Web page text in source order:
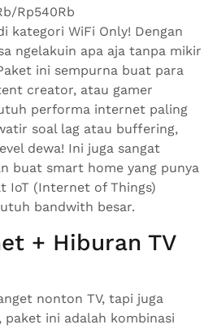
Rp540Rb
kategori WiFi Only! Dengan
ngelakuin apa aja tanpa mikir
ini sempurna buat para
creator, atau gamer
performa internet paling
soal lag atau buffering,
dewa! Ini juga sangat
buat smart home yang punya
IoT (Internet of Things)
bandwith besar.
+ Hiburan TV
nonton TV, tapi juga
ini adalah kombinasi